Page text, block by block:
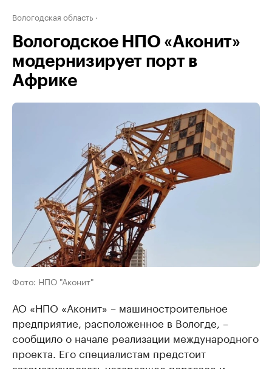
Вологодская область
Вологодское НПО «Аконит»
модернизирует порт в
Африке
Фото: НПО "Аконит"
АО «НПО «Аконит» – машиностроительное
предприятие, расположенное в Вологде, –
сообщило о начале реализации международного
проекта. Его специалистам предстоит